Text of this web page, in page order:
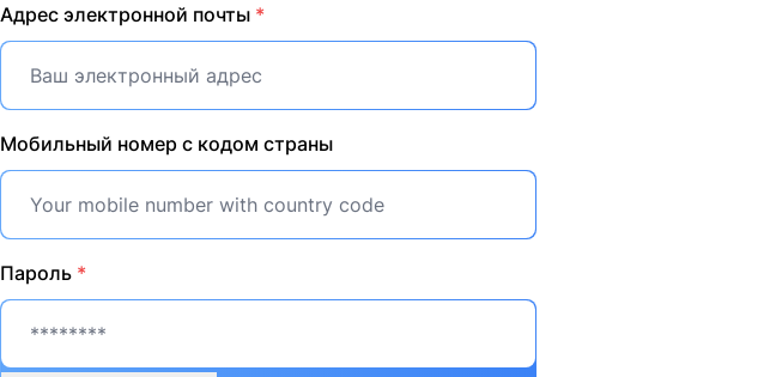
Адрес электронной почты *
Мобильный номер с кодом страны
Пароль *